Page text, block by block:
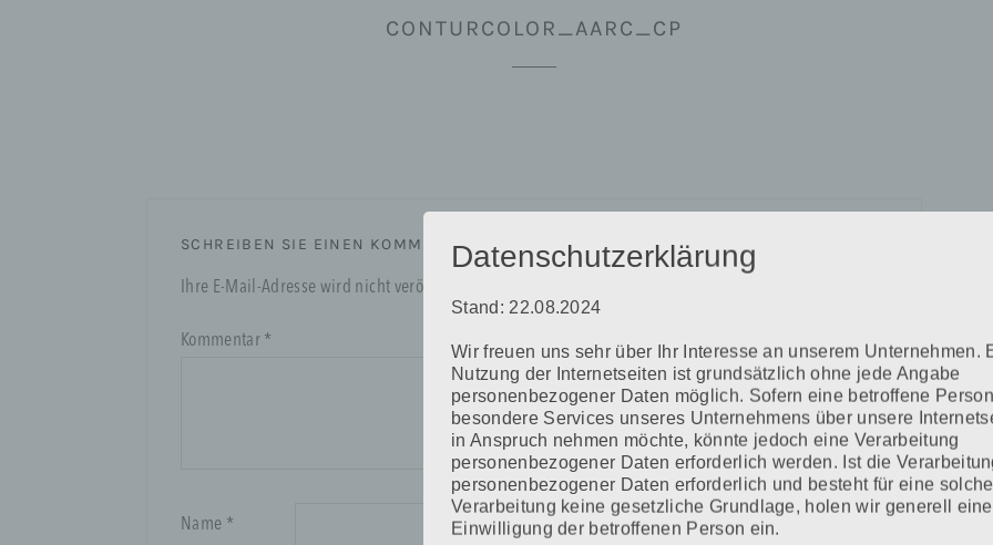
CONTURCOLOR_AARC_CP
SCHREIBEN SIE EINEN KOMMENTAR
Ihre E-Mail-Adresse wird nicht veröffentlicht.
Kommentar *
Name *
Datenschutzerklärung
Stand: 22.08.2024
Wir freuen uns sehr über Ihr Interesse an unserem Unternehmen.
Nutzung der Internetseiten ist grundsätzlich ohne jede Angabe
personenbezogener Daten möglich. Sofern eine betroffene Person
besondere Services unseres Unternehmens über unsere
in Anspruch nehmen möchte, könnte jedoch eine Verarbeitung
personenbezogener Daten erforderlich werden. Ist die
personenbezogener Daten erforderlich und besteht für eine solche
Verarbeitung keine gesetzliche Grundlage, holen wir generell eine
Einwilligung der betroffenen Person ein.